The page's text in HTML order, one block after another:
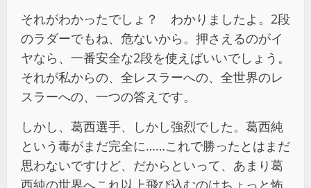
それがわかったでしょ？ わかりましたよ。2段
のラダーでもね、危ないから。押さえるのがイ
ヤなら、一番安全な2段を使えばいいでしょう。
それが私からの、全レスラーへの、全世界のレ
スラーへの、一つの答えです。
しかし、葛西選手、しかし強烈でした。葛西純
という毒がまだ完全に……これで勝ったとはまだ
思わないですけど、だからといって、あまり葛
西純の世界へこれ以上飛び込むのはちょっと怖